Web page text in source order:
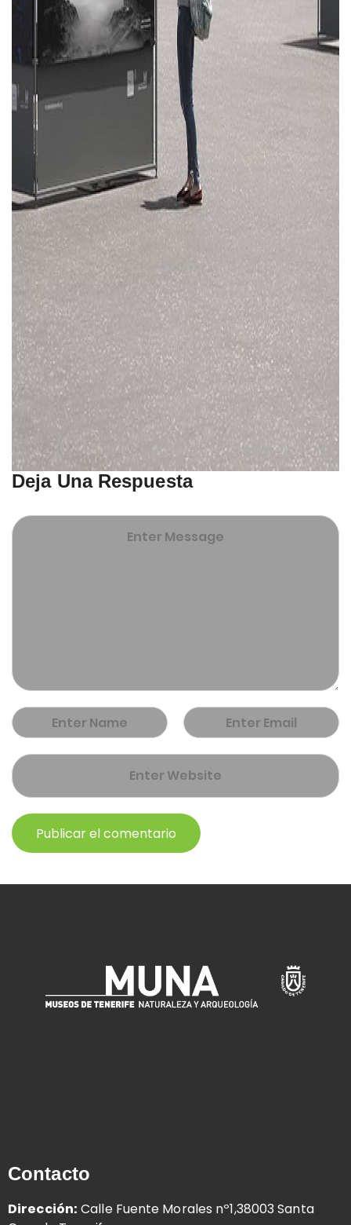
Deja Una Respuesta
Contacto
Dirección: Calle Fuente Morales nº1,38003 Santa